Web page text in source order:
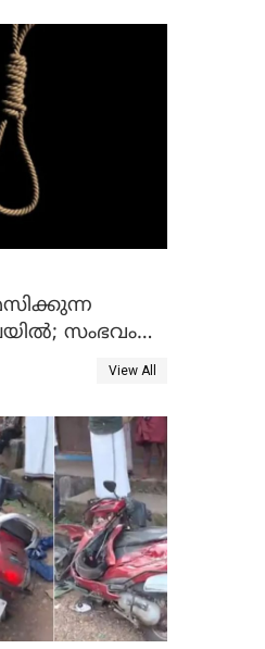
സംഭവം
View All